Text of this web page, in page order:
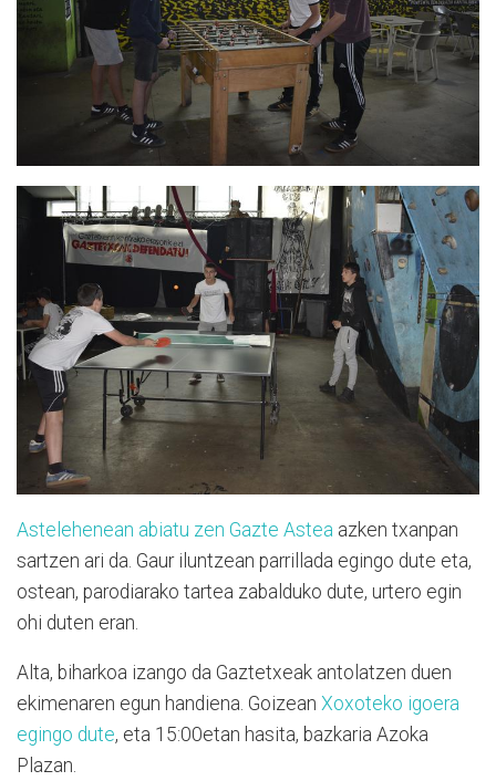
Astelehenean abiatu zen Gazte Astea azken txanpan
sartzen ari da. Gaur iluntzean parrillada egingo dute eta,
ostean, parodiarako tartea zabalduko dute, urtero egin
ohi duten eran.
Alta, biharkoa izango da Gaztetxeak antolatzen duen
ekimenaren egun handiena. Goizean Xoxoteko igoera
egingo dute, eta 15:00etan hasita, bazkaria Azoka
Plazan.